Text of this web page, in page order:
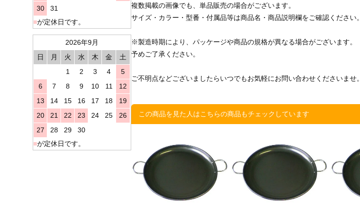
30
31
■が定休日です。
2026年9月
日
月 火 水 木 金
土
1
2 3 4
5
6
7 8 9 10 11
12
13
14 15 16 17 18
19
20
21 22 23 24 25
26
27
28 29
30
■が定休日です。
複数掲載の画像でも、単品販売の場合がございます。
サイズ・カラー・型番・付属品等は商品名・商品説明欄をご確認ください。
※製造時期により、パッケージや商品の規格が異なる場合がございます。
予めご了承ください。
ご不明点などございましたらいつでもお気軽にお問い合わせくださいませ。
この商品を見た人はこちらの商品もチェックしています